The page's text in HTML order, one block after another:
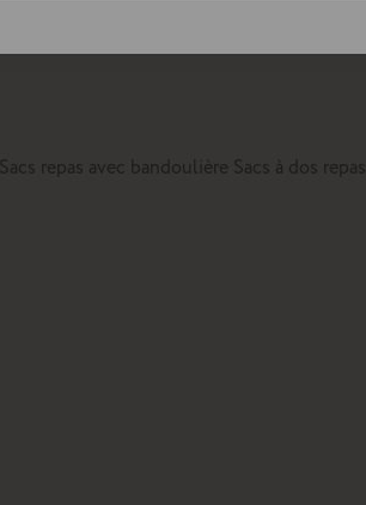
Sacs repas avec bandoulière Sacs à dos repas